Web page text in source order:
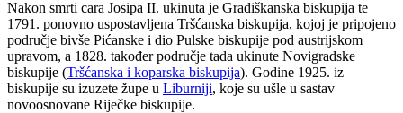
Nakon smrti cara Josipa II. ukinuta je Gradiškanska biskupija te
1791. ponovno uspostavljena Tršćanska biskupija, kojoj je pripojeno
područje bivše Pićanske i dio Pulske biskupije pod austrijskom
upravom, a 1828. također područje tada ukinute Novigradske
biskupije (Tršćanska i koparska biskupija). Godine 1925. iz
biskupije su izuzete župe u Liburniji, koje su ušle u sastav
novoosnovane Riječke biskupije.